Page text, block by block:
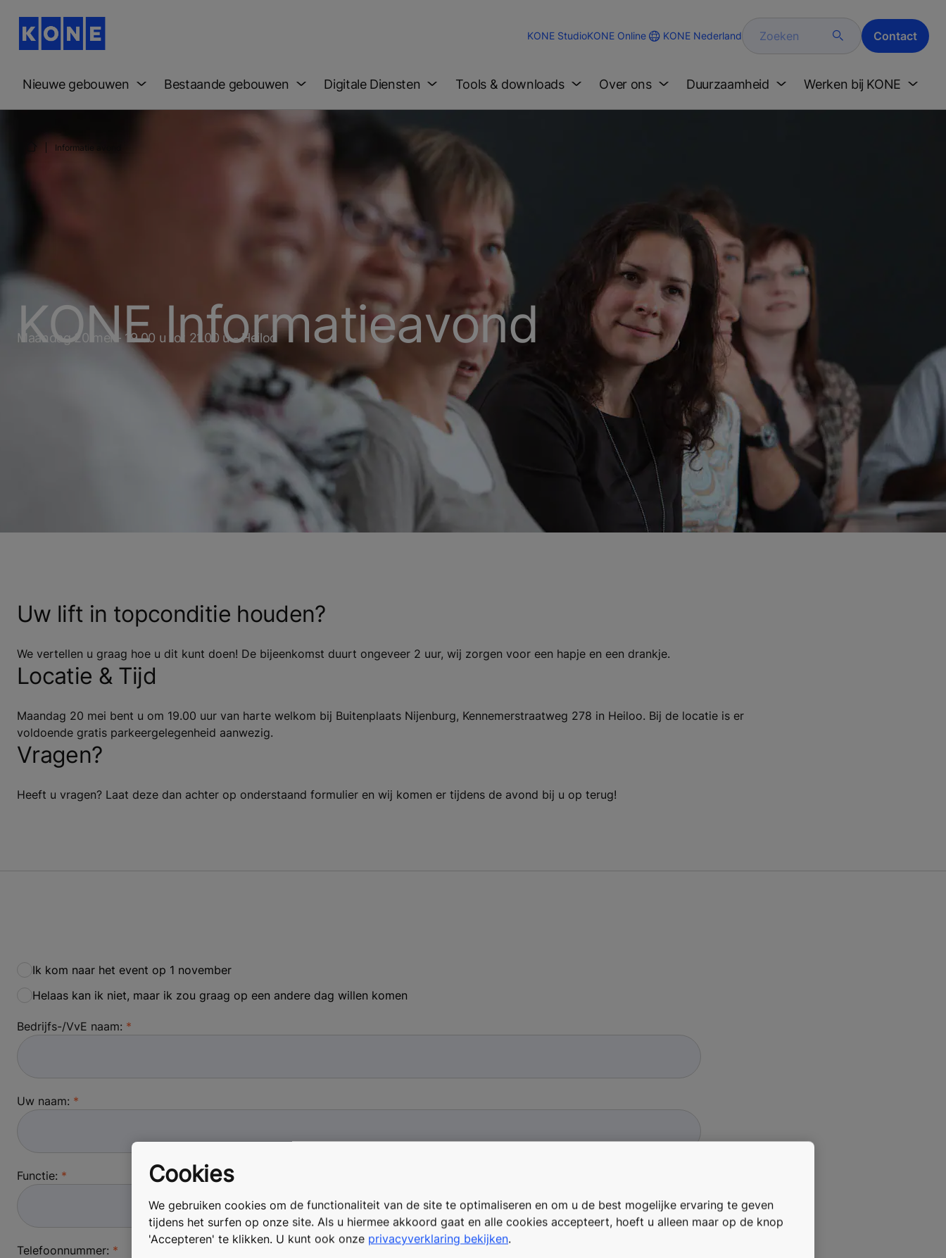
KONE StudioKONE Online KONE Nederland Zoeken Contact
Nieuwe gebouwen Bestaande gebouwen Digitale Diensten Tools & downloads Over ons Duurzaamheid Werken bij KONE
Informatie avond
KONE Informatieavond
Maandag 20 mei - 19.00 u tot 21.00 u - Heiloo
Uw lift in topconditie houden?
We vertellen u graag hoe u dit kunt doen! De bijeenkomst duurt ongeveer 2 uur, wij zorgen voor een hapje en een drankje.
Locatie & Tijd
Maandag 20 mei bent u om 19.00 uur van harte welkom bij Buitenplaats Nijenburg, Kennemerstraatweg 278 in Heiloo. Bij de locatie is er
voldoende gratis parkeergelegenheid aanwezig.
Vragen?
Heeft u vragen? Laat deze dan achter op onderstaand formulier en wij komen er tijdens de avond bij u op terug!
Ik kom naar het event op 1 november
Helaas kan ik niet, maar ik zou graag op een andere dag willen komen
Bedrijfs-/VvE naam:
Uw naam:
Functie:
Telefoonnummer:
Cookies
We gebruiken cookies om de functionaliteit van de site te optimaliseren en om u de best mogelijke ervaring te geven
tijdens het surfen op onze site. Als u hiermee akkoord gaat en alle cookies accepteert, hoeft u alleen maar op de knop
'Accepteren' te klikken. U kunt ook onze privacyverklaring bekijken.